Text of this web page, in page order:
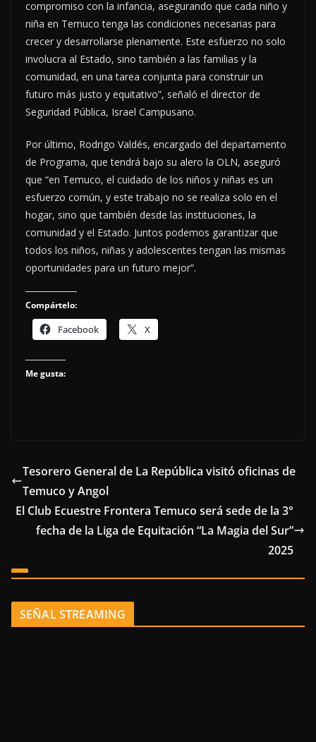
compromiso con la infancia, asegurando que cada niño y
niña en Temuco tenga las condiciones necesarias para
crecer y desarrollarse plenamente. Este esfuerzo no solo
involucra al Estado, sino también a las familias y la
comunidad, en una tarea conjunta para construir un
futuro más justo y equitativo”, señaló el director de
Seguridad Pública, Israel Campusano.
Por último, Rodrigo Valdés, encargado del departamento
de Programa, que tendrá bajo su alero la OLN, aseguró
que “en Temuco, el cuidado de los niños y niñas es un
esfuerzo común, y este trabajo no se realiza solo en el
hogar, sino que también desde las instituciones, la
comunidad y el Estado. Juntos podemos garantizar que
todos los niños, niñas y adolescentes tengan las mismas
oportunidades para un futuro mejor”.
Compártelo:
Facebook X
Me gusta:
Tesorero General de La República visitó oficinas de
Temuco y Angol
El Club Ecuestre Frontera Temuco será sede de la 3°
fecha de la Liga de Equitación “La Magia del Sur”
2025
SEÑAL STREAMING